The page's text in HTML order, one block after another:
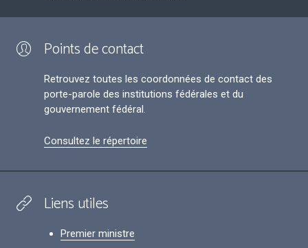
Points de contact
Retrouvez toutes les coordonnées de contact des
porte-parole des institutions fédérales et du
gouvernement fédéral.
Consultez le répertoire
Liens utiles
Premier ministre